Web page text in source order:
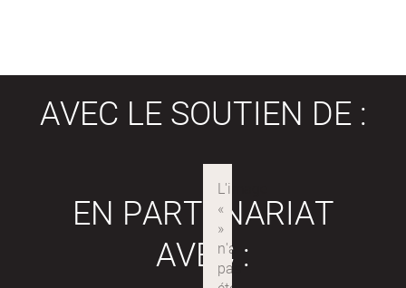
AVEC LE SOUTIEN DE :
EN PARTENARIAT
AVEC :